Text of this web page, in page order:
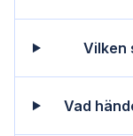
Vilken
Vad